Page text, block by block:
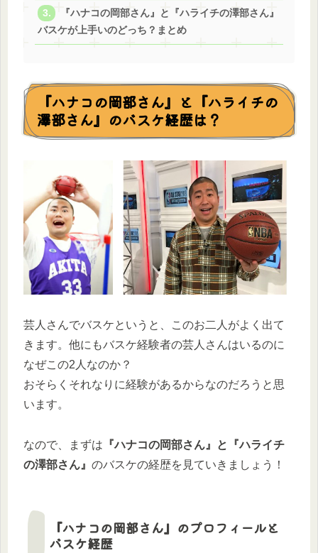
『ハナコの岡部さん』と『ハライチの澤部さん』
バスケが上手いのどっち？まとめ
『ハナコの岡部さん』と『ハライチの
澤部さん』のバスケ経歴は？
芸人さんでバスケというと、このお二人がよく出て
きます。他にもバスケ経験者の芸人さんはいるのに
なぜこの2人なのか？
おそらくそれなりに経験があるからなのだろうと思
います。
なので、まずは 『ハナコの岡部さん』と『ハライチ
の澤部さん』 のバスケの経歴を見ていきましょう！
『ハナコの岡部さん』のプロフィールと
バスケ経歴